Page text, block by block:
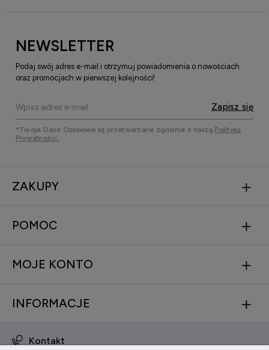
NEWSLETTER
Podaj swój adres e-mail i otrzymuj powiadomienia o nowościach
oraz promocjach w pierwszej kolejności!
Zapisz się
*Twoje Dane Osobowe są przetwarzane zgodnie z naszą Polityką
Prywatności.
ZAKUPY
POMOC
MOJE KONTO
INFORMACJE
Kontakt